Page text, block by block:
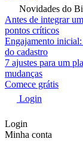
Novidades do
Antes de integrar
pontos críticos
Engajamento
do cadastro
7 ajustes para um
mudanças
Comece grátis
Login
Login
Minha conta